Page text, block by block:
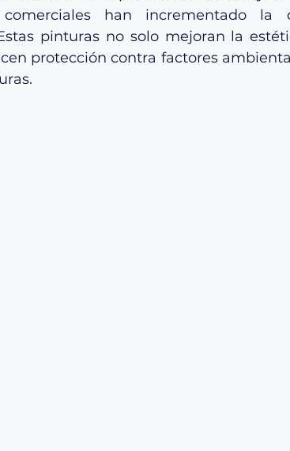
han incrementado la
pinturas no solo mejoran la
protección contra factores